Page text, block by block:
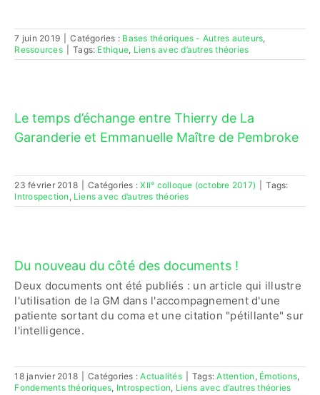
7 juin 2019 Catégories : Bases théoriques - Autres auteurs
Ressources
Tags: Ethique Liens avec d’autres théories
Le temps d’échange entre Thierry de La
Garanderie et Emmanuelle Maître de Pembroke
23 février 2018 Catégories :XII° colloque (octobre 2017)
Tags:
Introspection , Liens avec d’autres théories
Du nouveau du côté des documents !
Deux documents ont été publiés : un article qui illustre
l'utilisation de la GM dans l'accompagnement d'une
patiente sortant du coma et une citation "pétillante" sur
l'intelligence.
18 janvier 2018 Catégories :Actualités Tags:Attention Émotions
Fondements théoriques Introspection Liens avec d’autres théories